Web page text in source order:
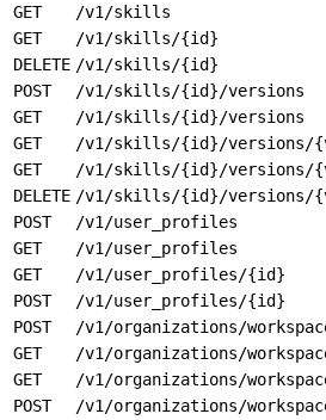
GET
/v1/skills
GET
/v1/skills/{id}
DELETE /v1/skills/{id}
POST
/v1/skills/{id}/versions
GET
/v1/skills/{id}/versions
GET
/v1/skills/{id}/versions/
GET
/v1/skills/{id}/versions/
DELETE /v1/skills/{id}/versions/
POST
/v1/user_profiles
GET
/v1/user_profiles
GET
/v1/user_profiles/{id}
POST
/v1/user_profiles/{id}
POST
/v1/organizations/
GET
/v1/organizations/
GET
/v1/organizations/
POST
/v1/organizations/